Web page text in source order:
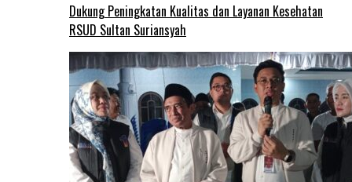
Dukung Peningkatan Kualitas dan Layanan Kesehatan
RSUD Sultan Suriansyah